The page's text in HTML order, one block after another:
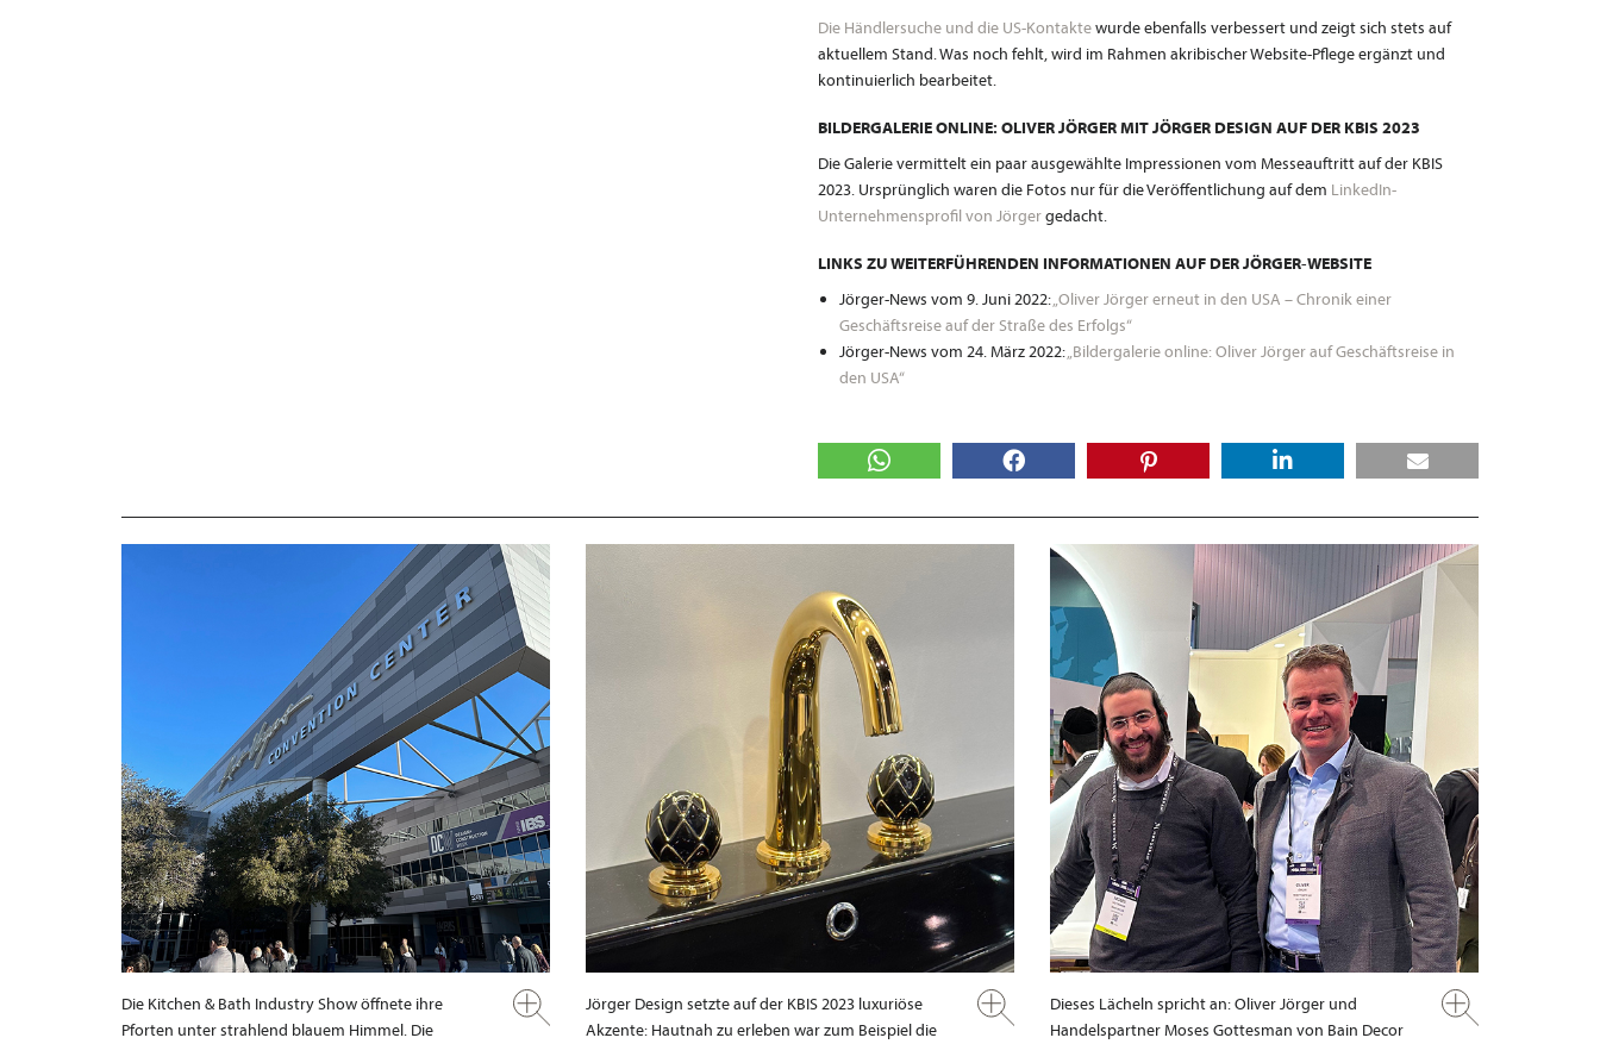
Die Händlersuche und die US-Kontaktewurde ebenfalls verbessert und zeigt sich stets auf
aktuellem Stand. Was noch fehlt, wird im Rahmen akribischer Website-Pflege ergänzt und
kontinuierlich bearbeitet.
BILDERGALERIE ONLINE: OLIVER JÖRGER MIT JÖRGER DESIGN AUF DER KBIS 2023
Die Galerie vermittelt ein paar ausgewählte Impressionen vom Messeauftritt auf der KBIS
2023. Ursprünglich waren die Fotos nur für die Veröffentlichung auf dem LinkedIn-
Unternehmensprofil von Jörgergedacht.
LINKS ZU WEITERFÜHRENDEN INFORMATIONEN AUF DER JÖRGER-WEBSITE
Jörger-News vom 9. Juni 2022:„Oliver Jörger erneut in den USA – Chronik einer
Geschäftsreise auf der Straße des Erfolgs“
Jörger-News vom 24. März 2022:„Bildergalerie online: Oliver Jörger auf Geschäftsreise in
den USA“
Die Kitchen & Bath Industry Show öffnete ihre
Pforten unter strahlend blauem Himmel. Die
Jörger Design setzte auf der KBIS 2023 luxuriöse
Akzente: Hautnah zu erleben war zum Beispiel die
Dieses Lächeln spricht an: Oliver Jörger und
Handelspartner Moses Gottesman von Bain Decor